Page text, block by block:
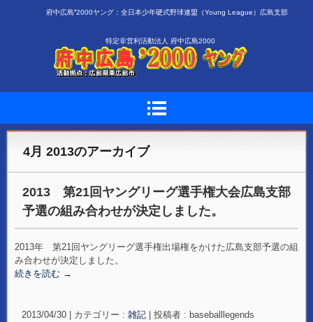
府中広島❜2000ヤング：全日本少年硬式野球連盟（Young League）広島支部
特定非営利活動法人 府中広島2000
4月 2013のアーカイブ
2013 第21回ヤングリーグ選手権大会広島支部
予選の組み合わせが決定しました。
2013年 第21回ヤングリーグ選手権出場権をかけた広島支部予選の組
み合わせが決定しました。
続きを読む →
2013/04/30 カテゴリー : 雑記 投稿者 : baseballlegends